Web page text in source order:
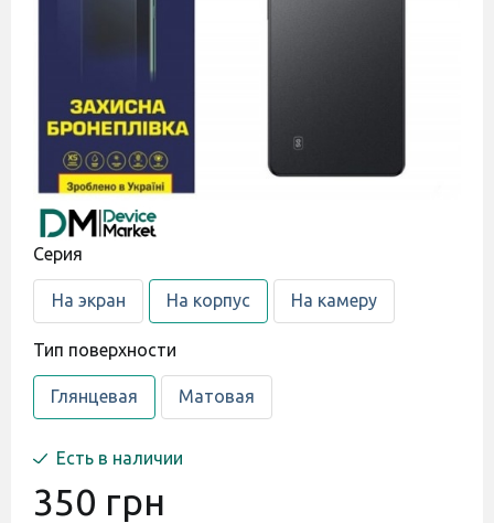
Cерия
На экран На корпус На камеру
Тип поверхности
Глянцевая Матовая
Есть в наличии
350 грн